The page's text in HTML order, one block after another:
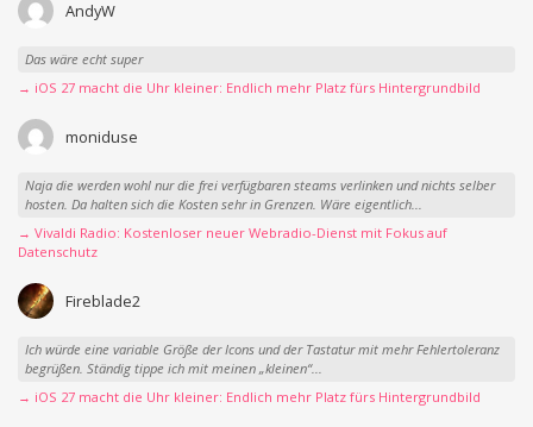
AndyW
Das wäre echt super
→ iOS 27 macht die Uhr kleiner: Endlich mehr Platz fürs Hintergrundbild
moniduse
Naja die werden wohl nur die frei verfügbaren steams verlinken und nichts selber
hosten. Da halten sich die Kosten sehr in Grenzen. Wäre eigentlich...
→ Vivaldi Radio: Kostenloser neuer Webradio-Dienst mit Fokus auf
Datenschutz
Fireblade2
Ich würde eine variable Größe der Icons und der Tastatur mit mehr Fehlertoleranz
begrüßen. Ständig tippe ich mit meinen „kleinen“...
→ iOS 27 macht die Uhr kleiner: Endlich mehr Platz fürs Hintergrundbild